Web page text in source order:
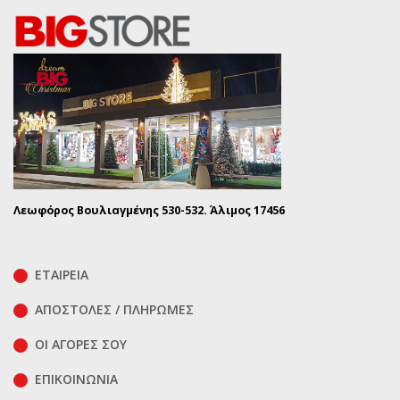
Λεωφόρος Βουλιαγμένης 530-532. Άλιμος 17456
ΕΤΑΙΡΕΙΑ
ΑΠΟΣΤΟΛΕΣ / ΠΛΗΡΩΜΕΣ
ΟΙ ΑΓΟΡΕΣ ΣΟΥ
ΕΠΙΚΟΙΝΩΝΊΑ